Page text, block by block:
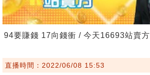
94要賺錢 17向錢衝 / 今天16693站賣方
直播時間：2022/06/08 15:53